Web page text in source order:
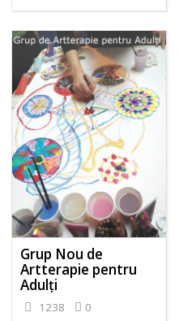
Grup Nou de
Artterapie pentru
Adulţi
1238 0